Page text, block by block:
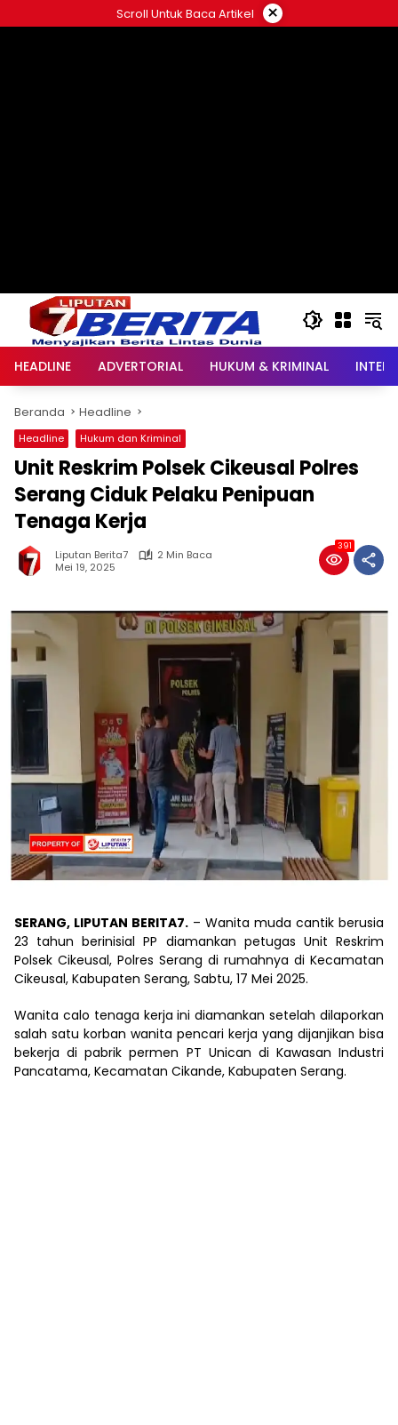
ke
Scroll Untuk Baca Artikel ×
HEADLINE ADVERTORIAL HUKUM & KRIMINAL
Beranda Headline
Headline Hukum dan Kriminal
Unit Reskrim Polsek Cikeusal Polres
Serang Ciduk Pelaku Penipuan
Tenaga Kerja
Liputan Berita7
2 Min Baca
Mei 19, 2025
391
SERANG, LIPUTAN BERITA7. – Wanita muda cantik berusia
23 tahun berinisial PP diamankan petugas Unit Reskrim
Polsek Cikeusal, Polres Serang di rumahnya di Kecamatan
Cikeusal, Kabupaten Serang, Sabtu, 17 Mei 2025.
Wanita calo tenaga kerja ini diamankan setelah dilaporkan
salah satu korban wanita pencari kerja yang dijanjikan bisa
bekerja di pabrik permen PT Unican di Kawasan Industri
Pancatama, Kecamatan Cikande, Kabupaten Serang.